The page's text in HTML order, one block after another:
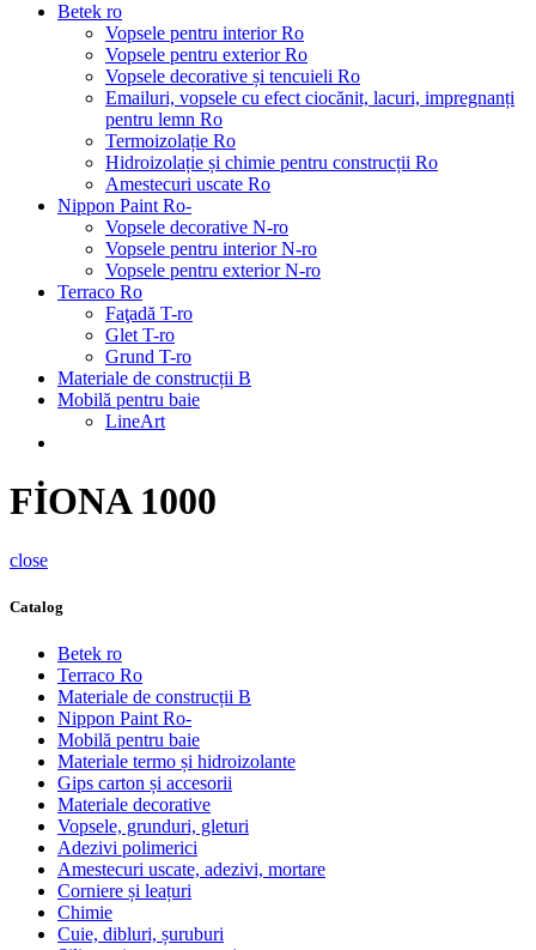
Betek ro
Vopsele pentru interior Ro
Vopsele pentru exterior Ro
Vopsele decorative și tencuieli Ro
Emailuri, vopsele cu efect ciocănit, lacuri, impregnanți
pentru lemn Ro
Termoizolație Ro
Hidroizolație și chimie pentru construcții Ro
Amestecuri uscate Ro
Nippon Paint Ro-
Vopsele decorative N-ro
Vopsele pentru interior N-ro
Vopsele pentru exterior N-ro
Terraco Ro
Faţadă T-ro
Glet T-ro
Grund T-ro
Materiale de construcții B
Mobilă pentru baie
LineArt
FİONA 1000
close
Catalog
Betek ro
Terraco Ro
Materiale de construcții B
Nippon Paint Ro-
Mobilă pentru baie
Materiale termo și hidroizolante
Gips carton și accesorii
Materiale decorative
Vopsele, grunduri, gleturi
Adezivi polimerici
Amestecuri uscate, adezivi, mortare
Corniere și leațuri
Chimie
Cuie, dibluri, șuruburi